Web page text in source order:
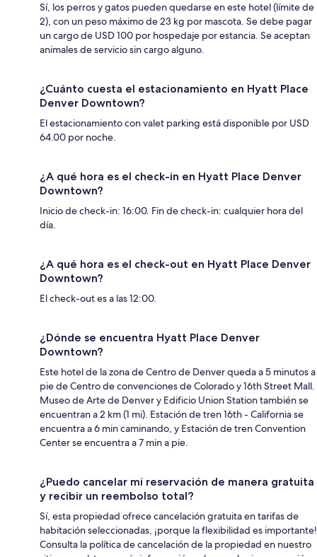
Sí, los perros y gatos pueden quedarse en este hotel (límite de
2), con un peso máximo de 23 kg por mascota. Se debe pagar
un cargo de USD 100 por hospedaje por estancia. Se aceptan
animales de servicio sin cargo alguno.
¿Cuánto cuesta el estacionamiento en Hyatt Place
Denver Downtown?
El estacionamiento con valet parking está disponible por USD
64.00 por noche.
¿A qué hora es el check-in en Hyatt Place Denver
Downtown?
Inicio de check-in: 16:00. Fin de check-in: cualquier hora del
día.
¿A qué hora es el check-out en Hyatt Place Denver
Downtown?
El check-out es a las 12:00.
¿Dónde se encuentra Hyatt Place Denver
Downtown?
Este hotel de la zona de Centro de Denver queda a 5 minutos a
pie de Centro de convenciones de Colorado y 16th Street Mall.
Museo de Arte de Denver y Edificio Union Station también se
encuentran a 2 km (1 mi). Estación de tren 16th - California se
encuentra a 6 min caminando, y Estación de tren Convention
Center se encuentra a 7 min a pie.
¿Puedo cancelar mi reservación de manera gratuita
y recibir un reembolso total?
Sí, esta propiedad ofrece cancelación gratuita en tarifas de
habitación seleccionadas, ¡porque la flexibilidad es importante!
Consulta la política de cancelación de la propiedad en nuestro